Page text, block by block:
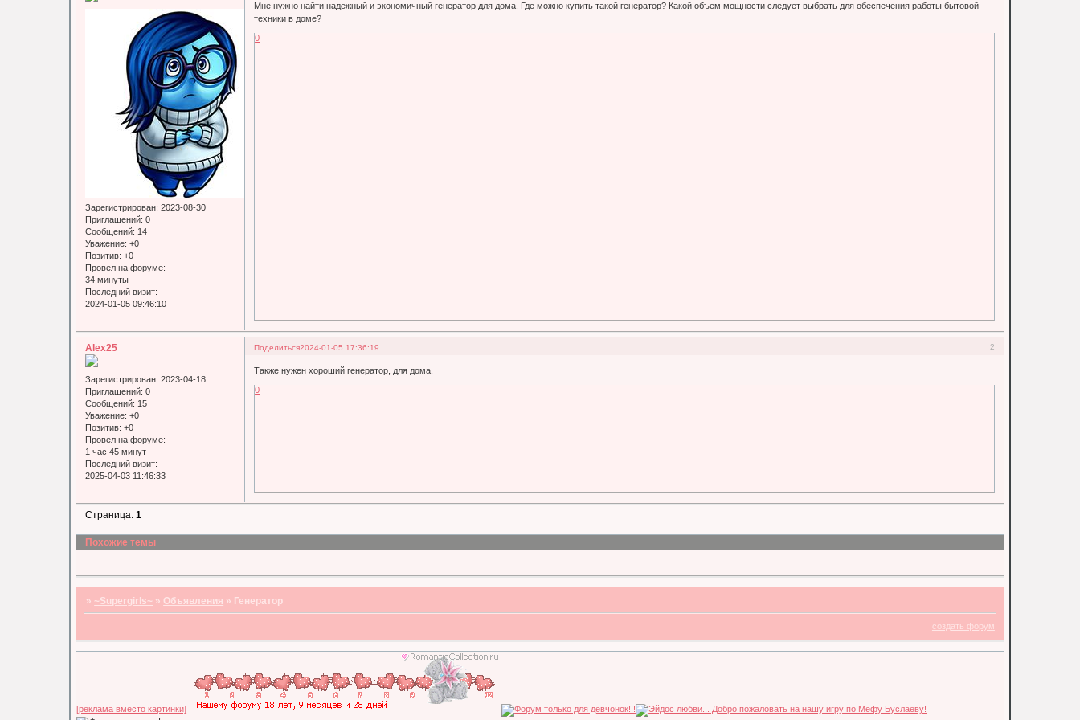
Зарегистрирован: 2023-08-30
Приглашений: 0
Сообщений: 14
Уважение: +0
Позитив: +0
Провел на форуме:
34 минуты
Последний визит:
2024-01-05 09:46:10
Мне нужно найти надежный и экономичный генератор для дома. Где можно купить такой генератор? Какой объем мощности следует выбрать для обеспечения работы бытовой
техники в доме?
0
Поделиться 2
2024-01-05 17:36:19
Alex25
Зарегистрирован: 2023-04-18
Приглашений: 0
Сообщений: 15
Уважение: +0
Позитив: +0
Провел на форуме:
1 час 45 минут
Последний визит:
2025-04-03 11:46:33
Также нужен хороший генератор, для дома.
0
Страница:1
Похожие темы
» ~Supergirls~ » Объявления » Генератор
создать форум
[реклама вместо картинки]